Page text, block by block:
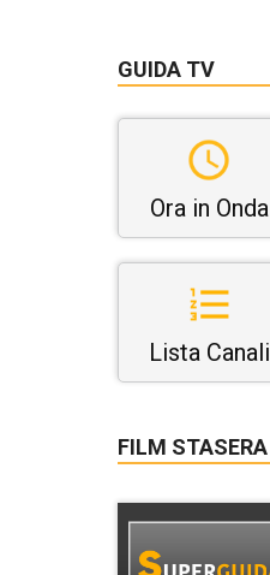
GUIDA TV
Ora in Onda
Lista Canali
FILM STASERA